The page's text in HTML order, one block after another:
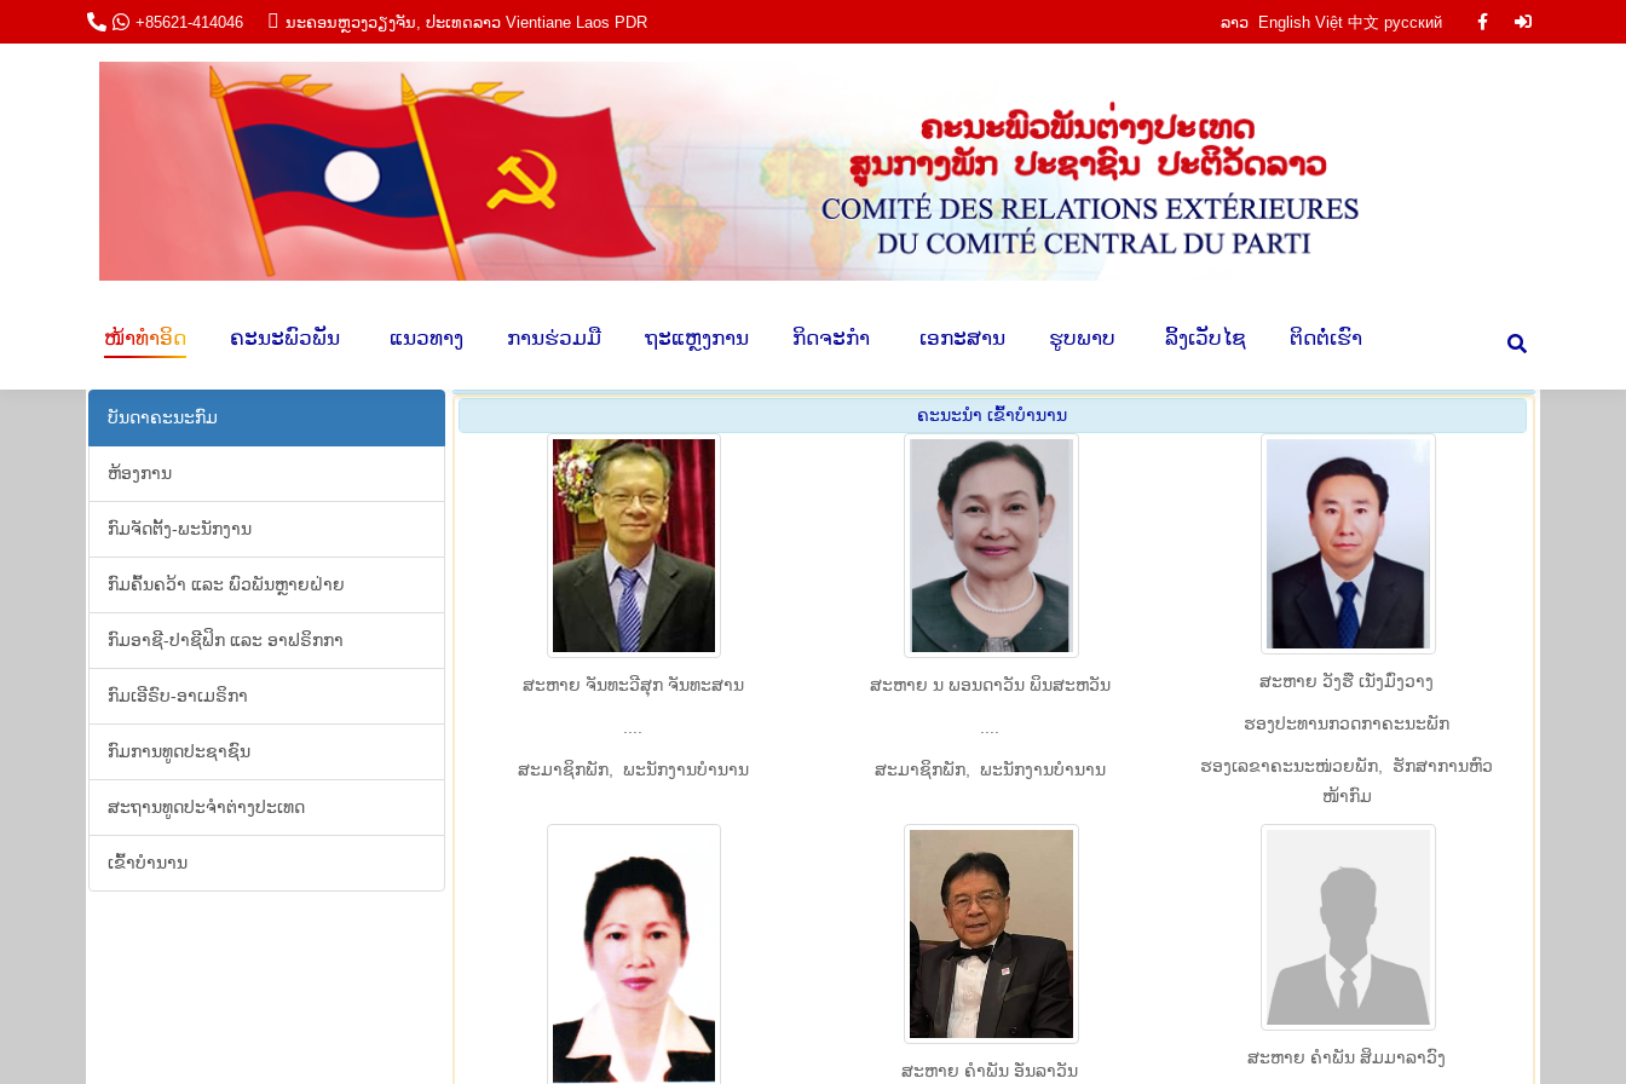
+85621-414046 ນະ​ຄອນຫຼວງວຽງ​ຈັນ, ປະ​ເທດ​ລາວ Vientiane Laos PDR ລາວ English Việt 中文 русский
Facebook
ໜ້າ​ທຳ​ອິດ ຄະ​ນະພົວ​ພັນ​ ​ ແນວ​ທາງ​ ​ການ​ຮ່ວມ​ມື ​ຖະ​ແຫຼງ​ການ ​ກິດ​ຈະ​ກຳ ​ ເອ​ກະ​ສານ ​ຮູບ​ພາບ ​ ລິ້ງ​ເວັບ​ໄຊ ​ຕິດ​ຕໍ່​ເຮົາ Search:
ບັນ​ດາ​ຄະ​ນະ​ກົມ
ຫ້ອງ​ການ
​ກົມ​ຈັດ​ຕັ້ງ-ພະ​ນັກ​ງານ
ກົມຄົ້ນຄວ້າ ແລະ ພົວ​ພັນຫຼາຍ​ຝ່າຍ
ກົມອາຊີ-ປາຊີຟິກ ແລະ ອາຟຣິກກາ
ກົມເອີຣົບ-ອາເມຣິກາ
ກົມ​ການ​ທູດ​ປະ​ຊາ​ຊົນ
​ສະ​ຖານ​ທູດ​ປະ​ຈຳ​ຕ່າງ​ປະ​ເທດ
ເຂົ້າ​ບຳ​ນານ
ຄະ​ນະ​ນຳ ເຂົ້າ​ບຳ​ນານ
ສະ​ຫາຍ ຈັນ​ທະ​ວີ​ສຸກ ຈັນ​ທະ​ສານ
....
ສະ​ມາ​ຊິກພັກ, ພະ​ນັກ​ງານ​ບຳ​ນານ
ສະຫາຍ ນ ພອນດາວັນ ພິນສະຫວັນ
....
ສະ​ມາ​ຊິກພັກ, ພະ​ນັກ​ງານ​ບຳ​ນານ
ສະຫາຍ ວັງ​ຮື ເນັ່ງ​ມົ່ງ​ວາງ
​ຮອງ​ປະ​ທານກວດ​ກາ​ຄະ​ນະ​ພັກ
​ຮອງ​ເລ​ຂາ​ຄະ​ນະ​ໜ່ວຍ​ພັກ, ​ຮັກ​ສາ​ການ​ຫົວ​
ໜ້າ​ກົມ
ສະຫາຍ ຄຳພັນ ອັ່ນລາວັນ
​ສະ​ຫາຍ ຄຳ​ພັນ ສິມ​ມາ​ລາ​ວົງ
ໜ້າ​ທຳ​ອິດ ຄະ​ນະພົວ​ພັນ​ ​ ແນວ​ທາງ​ ​ການ​ຮ່ວມ​ມື ​ຖະ​ແຫຼງ​ການ ​ກິດ​ຈະ​ກຳ ​ ເອ​ກະ​ສານ ​ຮູບ​ພາບ ​ ລິ້ງ​ເວັບ​ໄຊ ​ຕິດ​ຕໍ່​ເຮົາ Search: